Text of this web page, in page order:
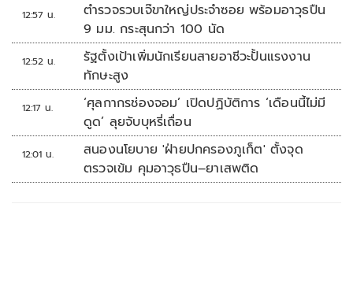
12:57 น.
ตำรวจรวบเจ๊ขาใหญ่ประจำซอย พร้อมอาวุธปืน
9 มม. กระสุนกว่า 100 นัด
12:52 น.
รัฐตั้งเป้าเพิ่มนักเรียนสายอาชีวะปั้นแรงงาน
ทักษะสูง
12:17 น.
‘ศุลกากรช่องจอม’ เปิดปฏิบัติการ ‘เดือนนี้ไม่มี
ดูด’ ลุยจับบุหรี่เถื่อน
12:01 น.
สนองนโยบาย 'ฝ่ายปกครองภูเก็ต' ตั้งจุด
ตรวจเข้ม คุมอาวุธปืน–ยาเสพติด